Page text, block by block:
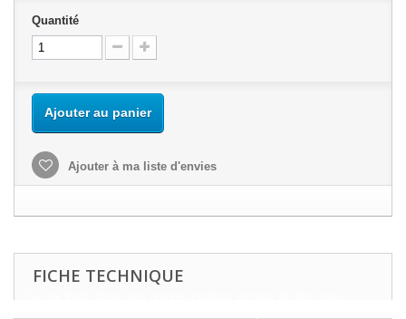
Quantité
Ajouter au panier
Ajouter à ma liste d'envies
FICHE TECHNIQUE